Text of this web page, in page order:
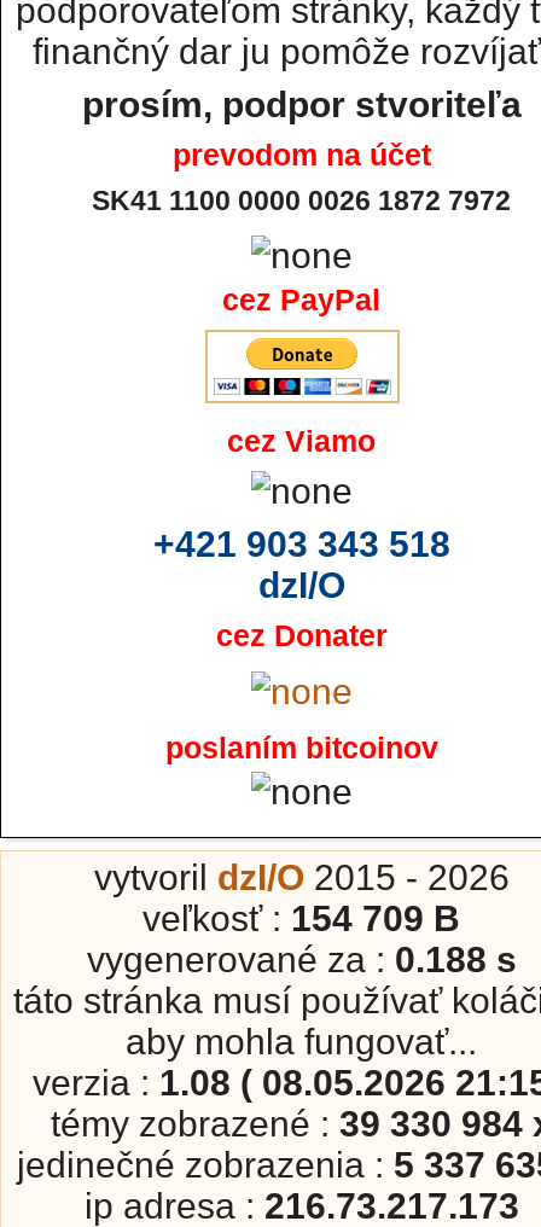
podporovateľom stránky, každý
finančný dar ju pomôže
prosím, podpor stvoriteľa
prevodom na účet
SK41 1100 0000 0026 1872 7972
cez PayPal
cez Viamo
+421 903 343 518
dzI/O
cez Donater
poslaním bitcoinov
vytvoril dzI/O 2015 - 2026
veľkosť : 154 709 B
vygenerované za : 0.188 s
táto stránka musí používať
aby mohla fungovať...
verzia : 1.08 ( 08.05.2026
témy zobrazené : 39 330 984
jedinečné zobrazenia : 5 337
ip adresa : 216.73.217.173